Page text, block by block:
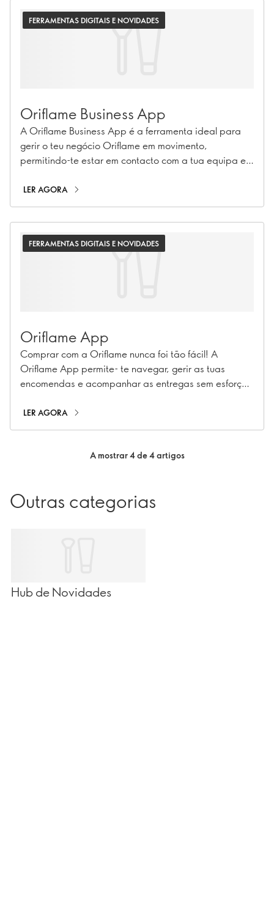
sociais.
FERRAMENTAS DIGITAIS E NOVIDADES
Oriflame Business App
A Oriflame Business App é a ferramenta ideal para
gerir o teu negócio Oriflame em movimento,
permitindo-te estar em contacto com a tua equipa e
tempo real. Quer estejas a dar as boas-vindas aos
recém-chegados ou a acompanhar o progresso da
informação de que precisas na ponta dos dedos.
LER AGORA
FERRAMENTAS DIGITAIS E NOVIDADES
Oriflame App
Comprar com a Oriflame nunca foi tão fácil! A
Oriflame App permite- te navegar, gerir as tuas
encomendas e acompanhar as entregas sem esforço,
explorar novos produtos ou a verificar as últimas
ofertas, a aplicação traz uma experiência de compra
LER AGORA
A mostrar 4 de 4 artigos
Outras categorias
Hub de Novidades